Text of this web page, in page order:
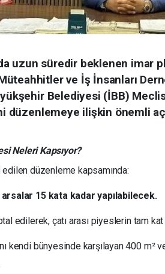
uzun süredir beklenen imar
ve İş İnsanları
Belediyesi (İBB)
düzenlemeye ilişkin önemli
Neleri Kapsıyor?
düzenleme kapsamında:
arsalar 15 kata kadar yapılabilecek.
edilerek, çatı arası piyeslerin tam kat
kendi bünyesinde karşılayan 400 m²